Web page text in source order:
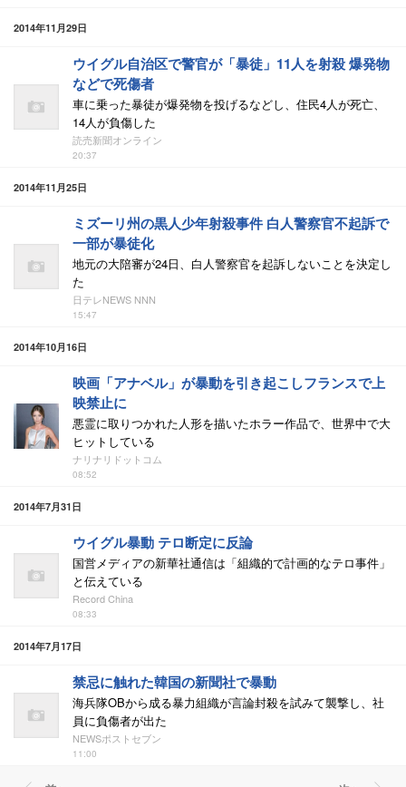
2014年11月29日
ウイグル自治区で警官が「暴徒」11人を射殺 爆発物
などで死傷者
車に乗った暴徒が爆発物を投げるなどし、住民4人が死亡、
14人が負傷した
読売新聞オンライン
20:37
2014年11月25日
ミズーリ州の黒人少年射殺事件 白人警察官不起訴で
一部が暴徒化
地元の大陪審が24日、白人警察官を起訴しないことを決定し
た
日テレNEWS NNN
15:47
2014年10月16日
映画「アナベル」が暴動を引き起こしフランスで上
映禁止に
悪霊に取りつかれた人形を描いたホラー作品で、世界中で大
ヒットしている
ナリナリドットコム
08:52
2014年7月31日
ウイグル暴動 テロ断定に反論
国営メディアの新華社通信は「組織的で計画的なテロ事件」
と伝えている
Record China
08:33
2014年7月17日
禁忌に触れた韓国の新聞社で暴動
海兵隊OBから成る暴力組織が言論封殺を試みて襲撃し、社
員に負傷者が出た
NEWSポストセブン
11:00